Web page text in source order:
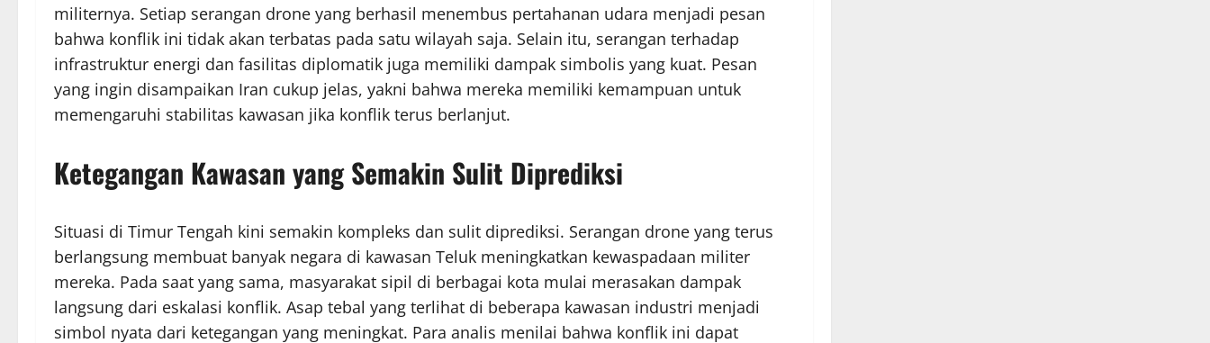
militernya. Setiap serangan drone yang berhasil menembus pertahanan udara menjadi pesan
bahwa konflik ini tidak akan terbatas pada satu wilayah saja. Selain itu, serangan terhadap
infrastruktur energi dan fasilitas diplomatik juga memiliki dampak simbolis yang kuat. Pesan
yang ingin disampaikan Iran cukup jelas, yakni bahwa mereka memiliki kemampuan untuk
memengaruhi stabilitas kawasan jika konflik terus berlanjut.
Ketegangan Kawasan yang Semakin Sulit Diprediksi
Situasi di Timur Tengah kini semakin kompleks dan sulit diprediksi. Serangan drone yang terus
berlangsung membuat banyak negara di kawasan Teluk meningkatkan kewaspadaan militer
mereka. Pada saat yang sama, masyarakat sipil di berbagai kota mulai merasakan dampak
langsung dari eskalasi konflik. Asap tebal yang terlihat di beberapa kawasan industri menjadi
simbol nyata dari ketegangan yang meningkat. Para analis menilai bahwa konflik ini dapat